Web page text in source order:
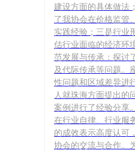
建设方面的具体做法
了我协会在价格监管
实践经验；三是行业
估行业面临的经济环
范发展与传承：探讨
及代际传承等问题。
性问题和区域差异进
人就珠海方面提出的
案例进行了经验分享
在行业自律、行业服
的成效表示高度认可
协会的交流与合作。